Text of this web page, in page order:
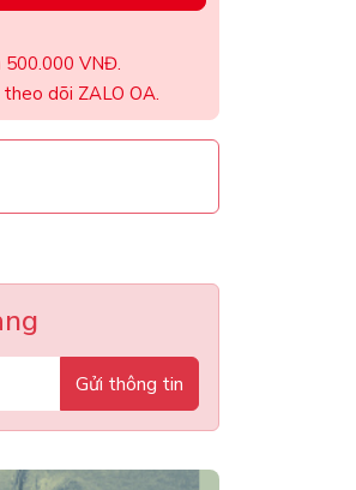
500.000 VNĐ.
dõi ZALO OA.
Gửi thông tin